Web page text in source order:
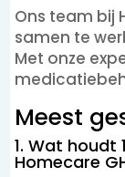
Ons team bij
samen te
Met onze
Meest
1. Wat houdt
Homecare